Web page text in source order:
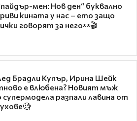
мен: Нов ден“ буквално
кината у нас – ето защо
говорят за него👀🎬
Брадли Купър, Ирина Шейк
е влюбена? Новият мъж
супермодела разпали лавина от